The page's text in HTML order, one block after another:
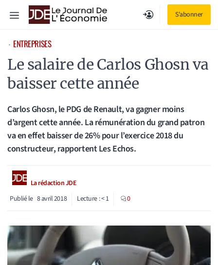
S'abonner
Menu
⋅ ENTREPRISES
Le salaire de Carlos Ghosn va
baisser cette année
Carlos Ghosn, le PDG de Renault, va gagner moins
d’argent cette année. La rémunération du grand patron
va en effet baisser de 26% pour l’exercice 2018 du
constructeur, rapportent Les Echos.
La rédaction JDE
Publié le 8 avril 2018 Lecture :< 1 0